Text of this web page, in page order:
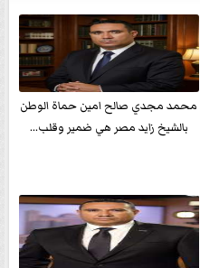
محمد مجدي صالح امين حماة الوطن
بالشيخ زايد مصر هي ضمير وقلب...